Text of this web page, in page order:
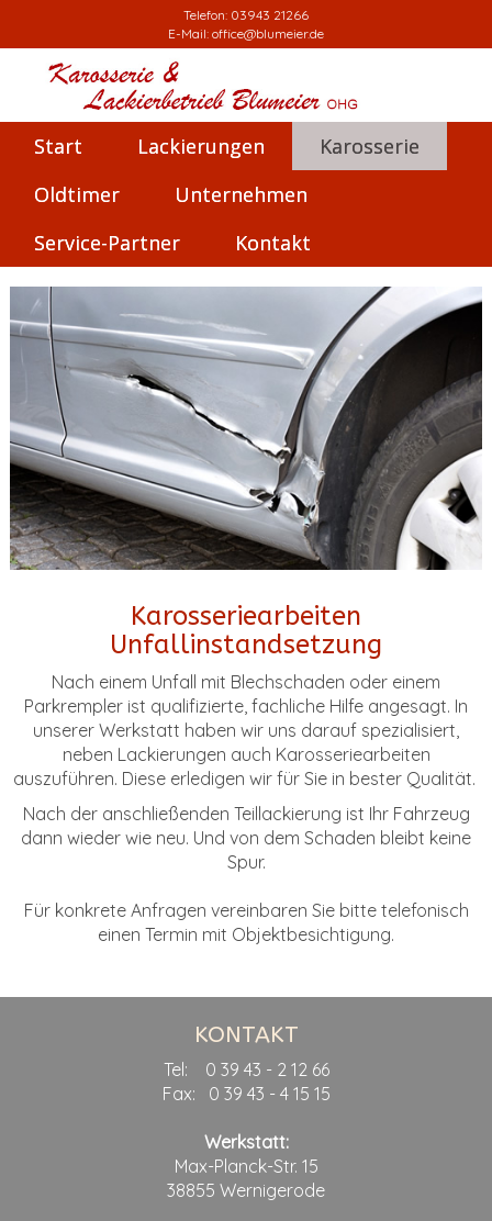
Telefon: 03943 21266
E-Mail: office@blumeier.de
Start Lackierungen
Karosserie
Oldtimer
Unternehmen
Service-Partner
Kontakt
Karosseriearbeiten
Unfallinstandsetzung
Nach einem Unfall mit Blechschaden oder einem
Parkrempler ist qualifizierte, fachliche Hilfe angesagt. In
unserer Werkstatt haben wir uns darauf spezialisiert,
neben Lackierungen auch Karosseriearbeiten
auszuführen. Diese erledigen wir für Sie in bester Qualität.
Nach der anschließenden Teillackierung ist Ihr Fahrzeug
dann wieder wie neu. Und von dem Schaden bleibt keine
Spur.
Für konkrete Anfragen vereinbaren Sie bitte telefonisch
einen Termin mit Objektbesichtigung.
KONTAKT
Tel: 0 39 43 - 2 12 66
Fax: 0 39 43 - 4 15 15
Werkstatt:
Max-Planck-Str. 15
38855 Wernigerode